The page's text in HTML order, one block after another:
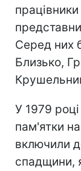
Серед них
Близько,
У 1979
пам'ятки
включили
спадщини,